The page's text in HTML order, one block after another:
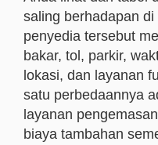
saling berhadapan
penyedia tersebut
bakar, tol, parkir,
lokasi, dan layanan
satu perbedaannya
layanan
biaya tambahan